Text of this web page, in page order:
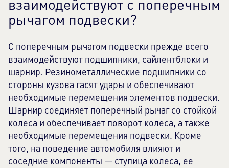
взаимодействуют с поперечным
рычагом подвески?
С поперечным рычагом подвески прежде всего
взаимодействуют подшипники, сайлентблоки и
шарнир. Резинометаллические подшипники со
стороны кузова гасят удары и обеспечивают
необходимые перемещения элементов подвески.
Шарнир соединяет поперечный рычаг со стойкой
колеса и обеспечивает поворот колеса, а также
необходимые перемещения подвески. Кроме
того, на поведение автомобиля влияют и
соседние компоненты — ступица колеса, ее